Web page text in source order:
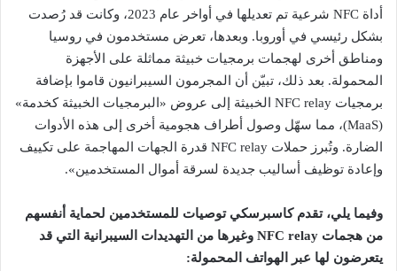
أداة NFC شرعية تم تعديلها في أواخر عام 2023، وكانت قد رُصدت
بشكل رئيسي في أوروبا. وبعدها، تعرض مستخدمون في روسيا
ومناطق أخرى لهجمات برمجيات خبيثة مماثلة على الأجهزة
المحمولة. بعد ذلك، تبيّن أن المجرمون السيبرانيون قاموا بإضافة
برمجيات NFC relay الخبيثة إلى عروض «البرمجيات الخبيثة كخدمة»
(MaaS)، مما سهّل وصول أطراف هجومية أخرى إلى هذه الأدوات
الضارة. وتُبرز حملات NFC relay قدرة الجهات المهاجمة على تكييف
وإعادة توظيف أساليب جديدة لسرقة أموال المستخدمين».
وفيما يلي، تقدم كاسبرسكي توصيات للمستخدمين لحماية أنفسهم
من هجمات NFC relay وغيرها من التهديدات السيبرانية التي قد
يتعرضون لها عبر الهواتف المحمولة: